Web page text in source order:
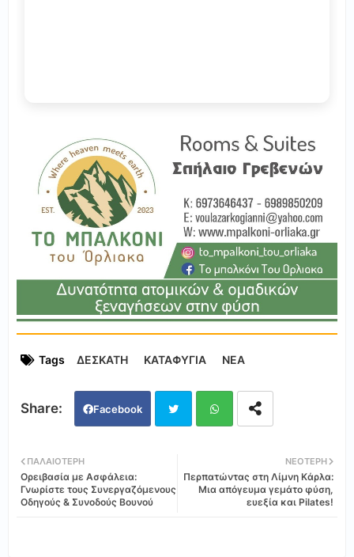
Tags ΔΕΣΚΑΤΗ ΚΑΤΑΦΥΓΙΑ ΝΕΑ
Facebook
ats
ΝΕΌΤΕΡΗ
Περπατώντας στη Λίμνη Κάρλα:
Μια απόγευμα γεμάτο φύση,
ευεξία και Pilates!
ΠΑΛΑΙΌΤΕΡΗ
Ορειβασία με Ασφάλεια:
Γνωρίστε τους Συνεργαζόμενους
Οδηγούς & Συνοδούς Βουνού